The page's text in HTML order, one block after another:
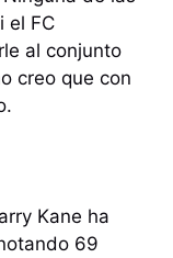
el FC
al conjunto
creo que con
Kane ha
69